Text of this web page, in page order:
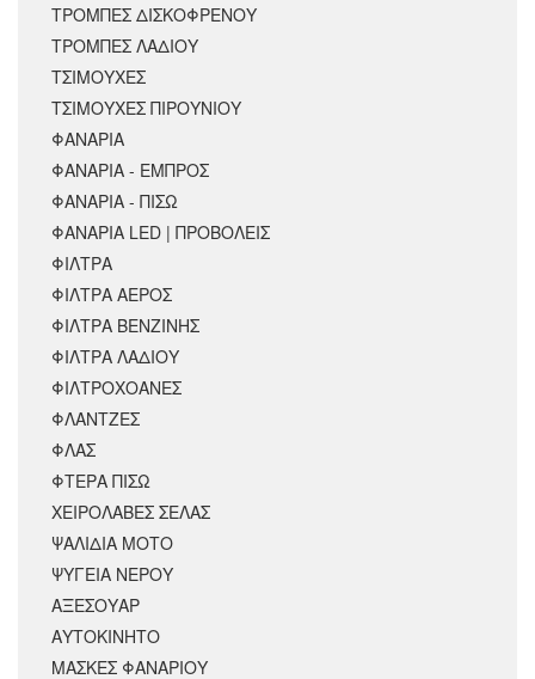
ΤΡΟΜΠΕΣ ΔΙΣΚΟΦΡΕΝΟΥ
ΤΡΟΜΠΕΣ ΛΑΔΙΟΥ
ΤΣΙΜΟΥΧΕΣ
ΤΣΙΜΟΥΧΕΣ ΠΙΡΟΥΝΙΟΥ
ΦΑΝΑΡΙΑ
ΦΑΝΑΡΙΑ - ΕΜΠΡΟΣ
ΦΑΝΑΡΙΑ - ΠΙΣΩ
ΦΑΝΑΡΙΑ LED | ΠΡΟΒΟΛΕΙΣ
ΦΙΛΤΡΑ
ΦΙΛΤΡΑ ΑΕΡΟΣ
ΦΙΛΤΡΑ ΒΕΝΖΙΝΗΣ
ΦΙΛΤΡΑ ΛΑΔΙΟΥ
ΦΙΛΤΡΟΧΟΑΝΕΣ
ΦΛΑΝΤΖΕΣ
ΦΛΑΣ
ΦΤΕΡΑ ΠΙΣΩ
ΧΕΙΡΟΛΑΒΕΣ ΣΕΛΑΣ
ΨΑΛΙΔΙΑ ΜΟΤΟ
ΨΥΓΕΙΑ ΝΕΡΟΥ
ΑΞΕΣΟΥΆΡ
ΑΥΤΟΚΙΝΗΤΟ
ΜΑΣΚΕΣ ΦΑΝΑΡΙΟΥ